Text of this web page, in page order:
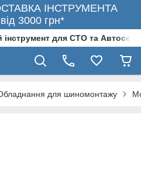
ІНСТРУМЕНТА
3000 грн*
для СТО та
для шиномонтажу